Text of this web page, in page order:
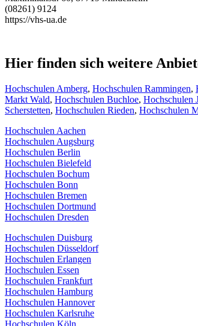
(08261) 9124
https://vhs-ua.de
Hier finden sich weitere
Hochschulen Amberg, Hochschulen Rammingen,
Markt Wald, Hochschulen Buchloe, Hochschulen
Scherstetten, Hochschulen Rieden, Hochschulen
Hochschulen Aachen
Hochschulen Augsburg
Hochschulen Berlin
Hochschulen Bielefeld
Hochschulen Bochum
Hochschulen Bonn
Hochschulen Bremen
Hochschulen Dortmund
Hochschulen Dresden
Hochschulen Duisburg
Hochschulen Düsseldorf
Hochschulen Erlangen
Hochschulen Essen
Hochschulen Frankfurt
Hochschulen Hamburg
Hochschulen Hannover
Hochschulen Karlsruhe
Hochschulen Köln